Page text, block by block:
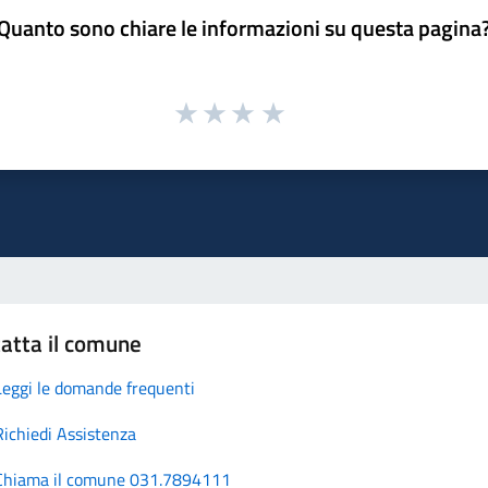
sono chiare le informazioni su questa
il comune
le domande frequenti
Assistenza
il comune 031.7894111